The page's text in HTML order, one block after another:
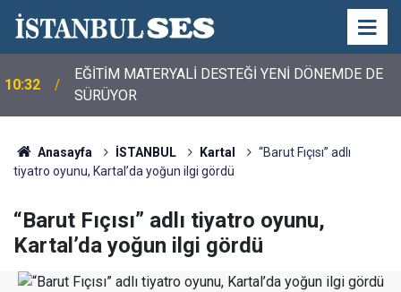
10:32
EĞİTİM MATERYALİ DESTEĞİ YENİ DÖNEMDE DE
SÜRÜYOR
Anasayfa İSTANBUL Kartal
“Barut Fıçısı” adlı
tiyatro oyunu, Kartal’da yoğun ilgi gördü
“Barut Fıçısı” adlı tiyatro oyunu,
Kartal’da yoğun ilgi gördü